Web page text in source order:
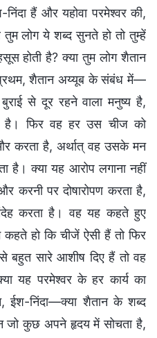
हैं और यहोवा परमेश्वर की,
लोग ये शब्द सुनते हो तो तुम्हें
होती है? क्या तुम लोग शैतान
शैतान अय्यूब के संबंध में—
से दूर रहने वाला मनुष्य है,
है। फिर वह हर उस चीज को
करता है, अर्थात् वह उसके मन
है। क्या यह आरोप लगाना नहीं
करनी पर दोषारोपण करता है,
करता है। वह यह कहते हुए
कहते हो कि चीजें ऐसी हैं तो फिर
बहुत सारे आशीष दिए हैं तो वह
यह परमेश्वर के हर कार्य का
ईश-निंदा—क्या शैतान के शब्द
जो कुछ अपने हृदय में सोचता है,